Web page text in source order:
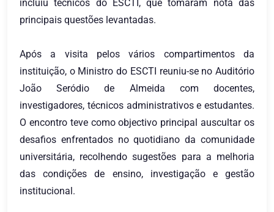
incluiu técnicos do ESCTI, que tomaram nota das
principais questões levantadas.
Após a visita pelos vários compartimentos da
instituição, o Ministro do ESCTI reuniu-se no Auditório
João Seródio de Almeida com docentes,
investigadores, técnicos administrativos e estudantes.
O encontro teve como objectivo principal auscultar os
desafios enfrentados no quotidiano da comunidade
universitária, recolhendo sugestões para a melhoria
das condições de ensino, investigação e gestão
institucional.